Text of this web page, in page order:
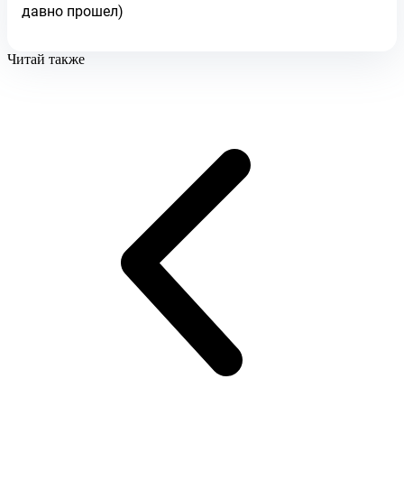
давно прошел)
Читай также